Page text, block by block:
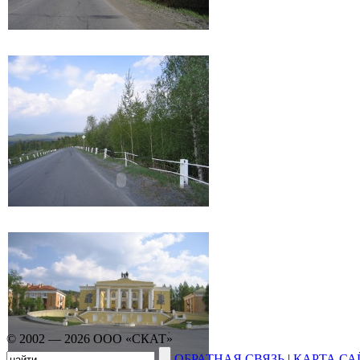
© 2002 — 2026 ООО «СКАТ»